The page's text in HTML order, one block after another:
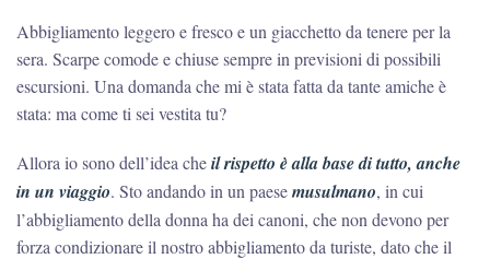
Abbigliamento leggero e fresco e un giacchetto da tenere per la
sera. Scarpe comode e chiuse sempre in previsioni di possibili
escursioni. Una domanda che mi è stata fatta da tante amiche è
stata: ma come ti sei vestita tu?
Allora io sono dell’idea cheil rispetto è alla base di tutto, anche
in un viaggio. Sto andando in un paesemusulmano, in cui
l’abbigliamento della donna ha dei canoni, che non devono per
forza condizionare il nostro abbigliamento da turiste, dato che il